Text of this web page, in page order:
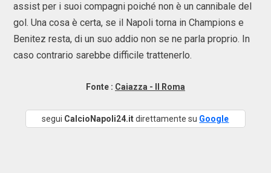
assist per i suoi compagni poiché non è un cannibale del
gol. Una cosa è certa, se il Napoli torna in Champions e
Benitez resta, di un suo addio non se ne parla proprio. In
caso contrario sarebbe difficile trattenerlo.
Fonte : Caiazza - Il Roma
segui CalcioNapoli24.itdirettamente su Google